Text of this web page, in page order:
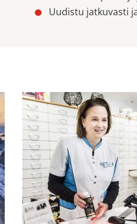
Uudistu jatkuvasti